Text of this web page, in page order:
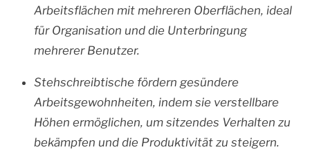
Arbeitsflächen mit mehreren Oberflächen, ideal
für Organisation und die Unterbringung
mehrerer Benutzer.
Stehschreibtische fördern gesündere
Arbeitsgewohnheiten, indem sie verstellbare
Höhen ermöglichen, um sitzendes Verhalten zu
bekämpfen und die Produktivität zu steigern.